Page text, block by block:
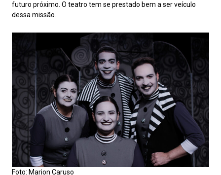
futuro próximo. O teatro tem se prestado bem a ser veículo
dessa missão.
Foto: Marion Caruso